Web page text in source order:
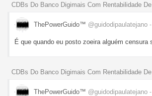
CDBs Do Banco Digimais Com Rentabilidade
ThePowerGuido™ @guidodipaulatejano
É que quando eu posto zoeira alguém censura
CDBs Do Banco Digimais Com Rentabilidade
ThePowerGuido™ @guidodipaulatejano